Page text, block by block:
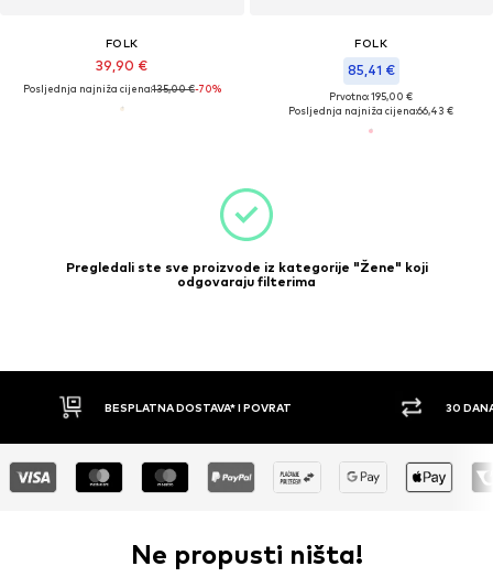
FOLK
39,90 €
Posljednja najniža cijena:135,00 €-70%
FOLK
85,41 €
Prvotno: 195,00 €
Posljednja najniža cijena:66,43 €
Pregledali ste sve proizvode iz kategorije "Žene" koji
odgovaraju filterima
BESPLATNA DOSTAVA* I POVRAT 30
Ne propusti ništa!